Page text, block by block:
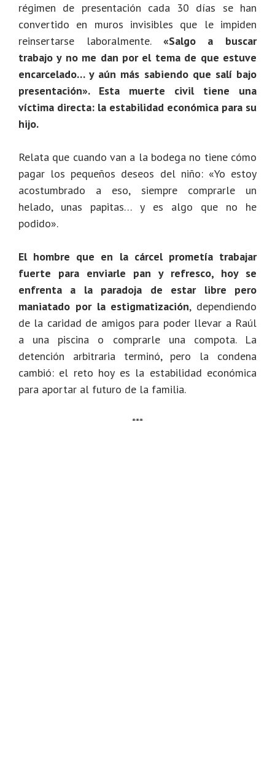
régimen de presentación cada 30 días se han
convertido en muros invisibles que le impiden
reinsertarse laboralmente. «Salgo a buscar
trabajo y no me dan por el tema de que estuve
encarcelado… y aún más sabiendo que salí bajo
presentación». Esta muerte civil tiene una
víctima directa: la estabilidad económica para su
hijo.
Relata que cuando van a la bodega no tiene cómo
pagar los pequeños deseos del niño: «Yo estoy
acostumbrado a eso, siempre comprarle un
helado, unas papitas… y es algo que no he
podido».
El hombre que en la cárcel prometía trabajar
fuerte para enviarle pan y refresco, hoy se
enfrenta a la paradoja de estar libre pero
maniatado por la estigmatización, dependiendo
de la caridad de amigos para poder llevar a Raúl
a una piscina o comprarle una compota. La
detención arbitraria terminó, pero la condena
cambió: el reto hoy es la estabilidad económica
para aportar al futuro de la familia.
***